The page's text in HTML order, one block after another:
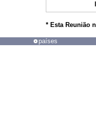
*Esta Reunião
países